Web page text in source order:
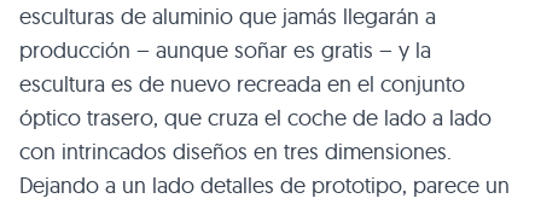
esculturas de aluminio que jamás llegarán a
producción – aunque soñar es gratis – y la
escultura es de nuevo recreada en el conjunto
óptico trasero, que cruza el coche de lado a lado
con intrincados diseños en tres dimensiones.
Dejando a un lado detalles de prototipo, parece un